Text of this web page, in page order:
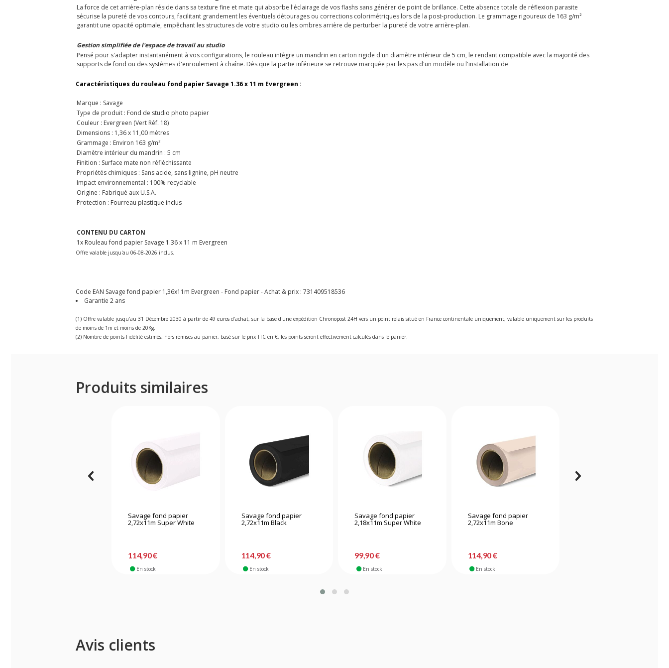
La force de cet arrière-plan réside dans sa texture fine et mate qui absorbe l'éclairage de vos flashs sans générer de point de brillance. Cette absence totale de réflexion parasite
sécurise la pureté de vos contours, facilitant grandement les éventuels détourages ou corrections colorimétriques lors de la post-production. Le grammage rigoureux de 163 g/m²
garantit une opacité optimale, empêchant les structures de votre studio ou les ombres arrière de perturber la pureté de votre arrière-plan.
Gestion simplifiée de l'espace de travail au studio
Pensé pour s'adapter instantanément à vos configurations, le rouleau intègre un mandrin en carton rigide d'un diamètre intérieur de 5 cm, le rendant compatible avec la majorité des
supports de fond ou des systèmes d'enroulement à chaîne. Dès que la partie inférieure se retrouve marquée par les pas d'un modèle ou l'installation de
Caractéristiques du rouleau fond papier Savage 1.36 x 11 m Evergreen :
Marque : Savage
Type de produit : Fond de studio photo papier
Couleur : Evergreen (Vert Réf. 18)
Dimensions : 1,36 x 11,00 mètres
Grammage : Environ 163 g/m²
Diamètre intérieur du mandrin : 5 cm
Finition : Surface mate non réfléchissante
Propriétés chimiques : Sans acide, sans lignine, pH neutre
Impact environnemental : 100% recyclable
Origine : Fabriqué aux U.S.A.
Protection : Fourreau plastique inclus
CONTENU DU CARTON
1x Rouleau fond papier Savage 1.36 x 11 m Evergreen
Offre valable jusqu'au 06-08-2026 inclus.
Code EAN Savage fond papier 1,36x11m Evergreen - Fond papier - Achat & prix : 731409518536
Garantie 2 ans
(1) Offre valable jusqu'au 31 Décembre 2030 à partir de 49 euros d'achat, sur la base d'une expédition Chronopost 24H vers un point relais situé en France continentale uniquement, valable uniquement sur les produits
de moins de 1m et moins de 20Kg.
(2) Nombre de points Fidélité estimés, hors remises au panier, basé sur le prix TTC en €, les points seront effectivement calculés dans le panier.
Produits similaires
Savage fond papier
2,72x11m Super White
114,90 €
En stock
Savage fond papier
2,72x11m Black
114,90 €
En stock
Savage fond papier
2,18x11m Super White
99,90 €
En stock
Savage fond papier
2,72x11m Bone
114,90 €
En stock
Avis clients